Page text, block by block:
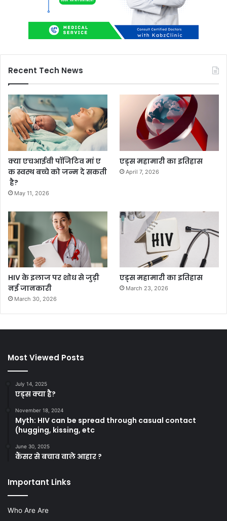
Recent Tech News
क्या एचआईवी पॉजिटिव मां ए
क स्वस्थ बच्चे को जन्म दे सकती
है?
May 11, 2026
एड्स महामारी का इतिहास
April 7, 2026
HIV के इलाज पर शोध से जुड़ी
नई जानकारी
March 30, 2026
एड्स महामारी का इतिहास
March 23, 2026
Most Viewed Posts
July 14, 2025
एड्स क्या है?
November 18, 2024
Myth: HIV can be spread through casual contact
(hugging, kissing, etc
June 30, 2025
कैंसर से बचाव वाले आहार ?
Important Links
Who Are Are